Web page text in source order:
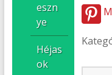
eszn
ye
Héjas
ok